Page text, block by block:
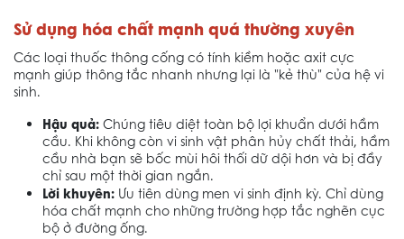
Sử dụng hóa chất mạnh quá thường xuyên
Các loại thuốc thông cống có tính kiềm hoặc axit cực
mạnh giúp thông tắc nhanh nhưng lại là "kẻ thù" của hệ vi
sinh.
Hậu quả: Chúng tiêu diệt toàn bộ lợi khuẩn dưới hầm
cầu. Khi không còn vi sinh vật phân hủy chất thải, hầm
cầu nhà bạn sẽ bốc mùi hôi thối dữ dội hơn và bị đầy
chỉ sau một thời gian ngắn.
Lời khuyên: Ưu tiên dùng men vi sinh định kỳ. Chỉ dùng
hóa chất mạnh cho những trường hợp tắc nghẽn cục
bộ ở đường ống.